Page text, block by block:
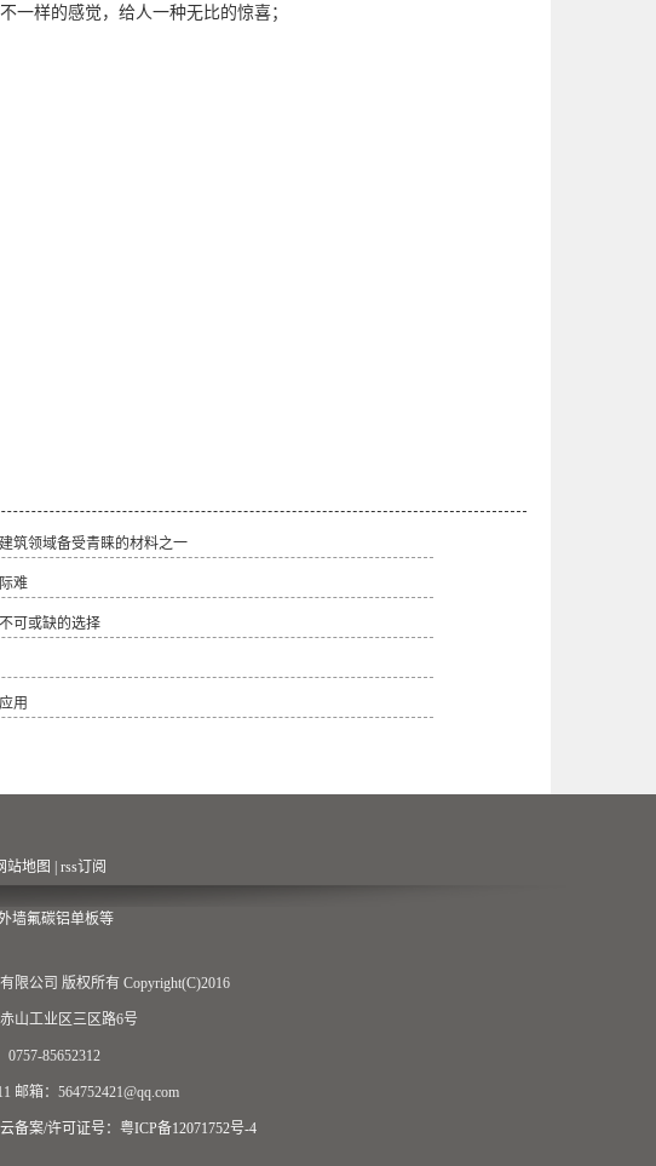
样的感觉，给人一种无比的惊喜；
筑领域备受青睐的材料之一
难
可或缺的选择
用
站地图 rss订阅
墙氟碳铝单板等
限公司 版权所有 Copyright(C)2016
山工业区三区路6号
0757-85652312
邮箱：564752421@qq.com
备案/许可证号：粤ICP备12071752号-4